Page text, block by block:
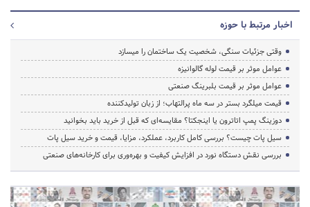
اخبار مرتبط با حوزه
وقتی جزئیات سنگی، شخصیت یک ساختمان را میسازد
عوامل موثر بر قیمت لوله گالوانیزه
عوامل موثر بر قیمت بلبرینگ صنعتی
قیمت میلگرد بستر در سه ماه پرالتهاب؛ از زبان تولیدکننده
دوزینگ پمپ اتاترون یا اینجکتا؟ مقایسه‌ای که قبل از خرید باید بخوانید
سیل پات چیست؟ بررسی کامل کاربرد، عملکرد، مزایا، قیمت و خرید سیل پات
بررسی نقش دستگاه نورد در افزایش کیفیت و بهره‌وری برای کارخانه‌های صنعتی